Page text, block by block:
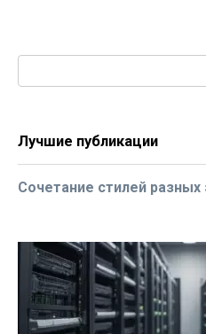
Лучшие публикации
Сочетание стилей разных